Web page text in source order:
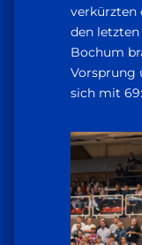
verkürzten
den letzten
Bochum
Vorsprung
sich mit